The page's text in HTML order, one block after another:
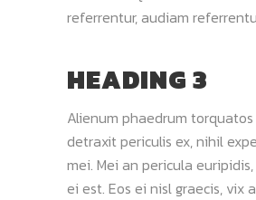
referrentur, audiam
HEADING 3
Alienum phaedrum torquatos
detraxit periculis ex, nihil
mei. Mei an pericula
ei est. Eos ei nisl graecis, vix